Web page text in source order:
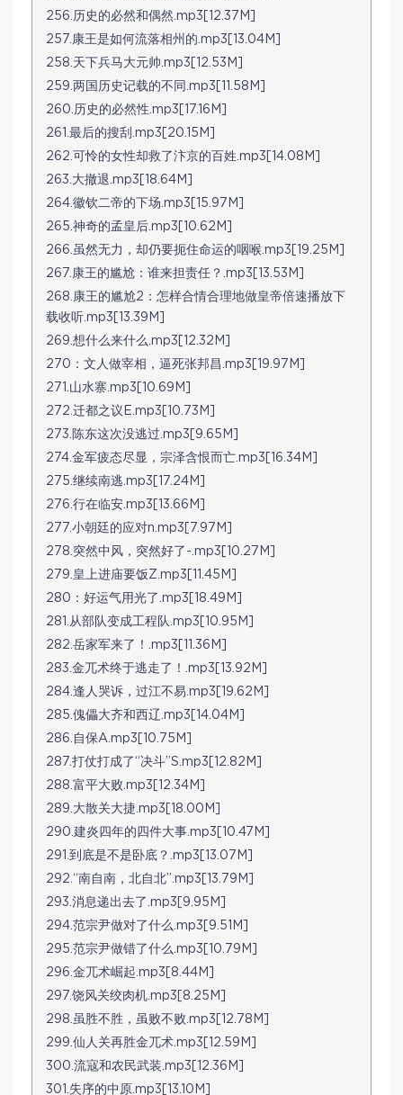
256.历史的必然和偶然.mp3[12.37M]
257.康王是如何流落相州的.mp3[13.04M]
258.天下兵马大元帅.mp3[12.53M]
259.两国历史记载的不同.mp3[11.58M]
260.历史的必然性.mp3[17.16M]
261.最后的搜刮.mp3[20.15M]
262.可怜的女性却救了汴京的百姓.mp3[14.08M]
263.大撤退.mp3[18.64M]
264.徽钦二帝的下场.mp3[15.97M]
265.神奇的孟皇后.mp3[10.62M]
266.虽然无力，却仍要扼住命运的咽喉.mp3[19.25M]
267.康王的尴尬：谁来担责任？.mp3[13.53M]
268.康王的尴尬2：怎样合情合理地做皇帝倍速播放下
载收听.mp3[13.39M]
269.想什么来什么.mp3[12.32M]
270：文人做宰相，逼死张邦昌.mp3[19.97M]
271.山水寨.mp3[10.69M]
272.迁都之议E.mp3[10.73M]
273.陈东这次没逃过.mp3[9.65M]
274.金军疲态尽显，宗泽含恨而亡.mp3[16.34M]
275.继续南逃.mp3[17.24M]
276.行在临安.mp3[13.66M]
277.小朝廷的应对n.mp3[7.97M]
278.突然中风，突然好了-.mp3[10.27M]
279.皇上进庙要饭Z.mp3[11.45M]
280：好运气用光了.mp3[18.49M]
281.从部队变成工程队.mp3[10.95M]
282.岳家军来了！.mp3[11.36M]
283.金兀术终于逃走了！.mp3[13.92M]
284.逢人哭诉，过江不易.mp3[19.62M]
285.傀儡大齐和西辽.mp3[14.04M]
286.自保A.mp3[10.75M]
287.打仗打成了“决斗”S.mp3[12.82M]
288.富平大败.mp3[12.34M]
289.大散关大捷.mp3[18.00M]
290.建炎四年的四件大事.mp3[10.47M]
291.到底是不是卧底？.mp3[13.07M]
292.“南自南，北自北”.mp3[13.79M]
293.消息递出去了.mp3[9.95M]
294.范宗尹做对了什么.mp3[9.51M]
295.范宗尹做错了什么.mp3[10.79M]
296.金兀术崛起.mp3[8.44M]
297.饶风关绞肉机.mp3[8.25M]
298.虽胜不胜，虽败不败.mp3[12.78M]
299.仙人关再胜金兀术.mp3[12.59M]
300.流寇和农民武装.mp3[12.36M]
301.失序的中原.mp3[13.10M]